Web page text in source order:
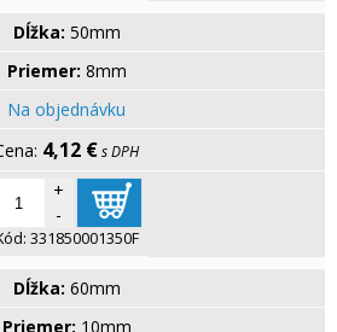
Dĺžka: 50mm
Priemer: 8mm
Na objednávku
4,12 €s DPH
+
-
331850001350F
Dĺžka: 60mm
Priemer: 10mm